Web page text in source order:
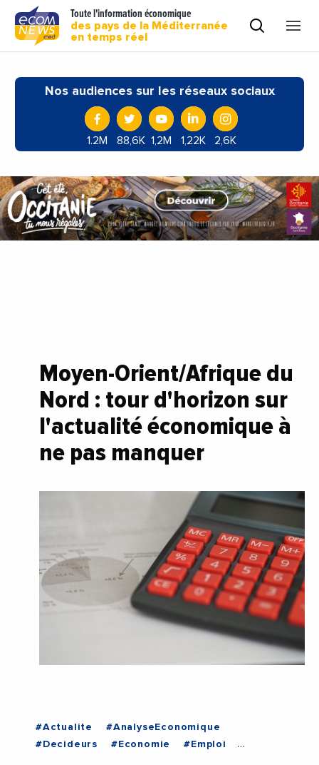
Toute l'information économique
des pays de la Méditerranée
en temps réel
Nos audiences sur les réseaux sociaux
1.2M 88,6K 1,2M 1,22K 2,6K
Moyen-Orient/Afrique du
Nord : tour d'horizon sur
l'actualité économique à
ne pas manquer
#Actualite
#AnalyseEconomique
#Decideurs
#Economie
#Emploi